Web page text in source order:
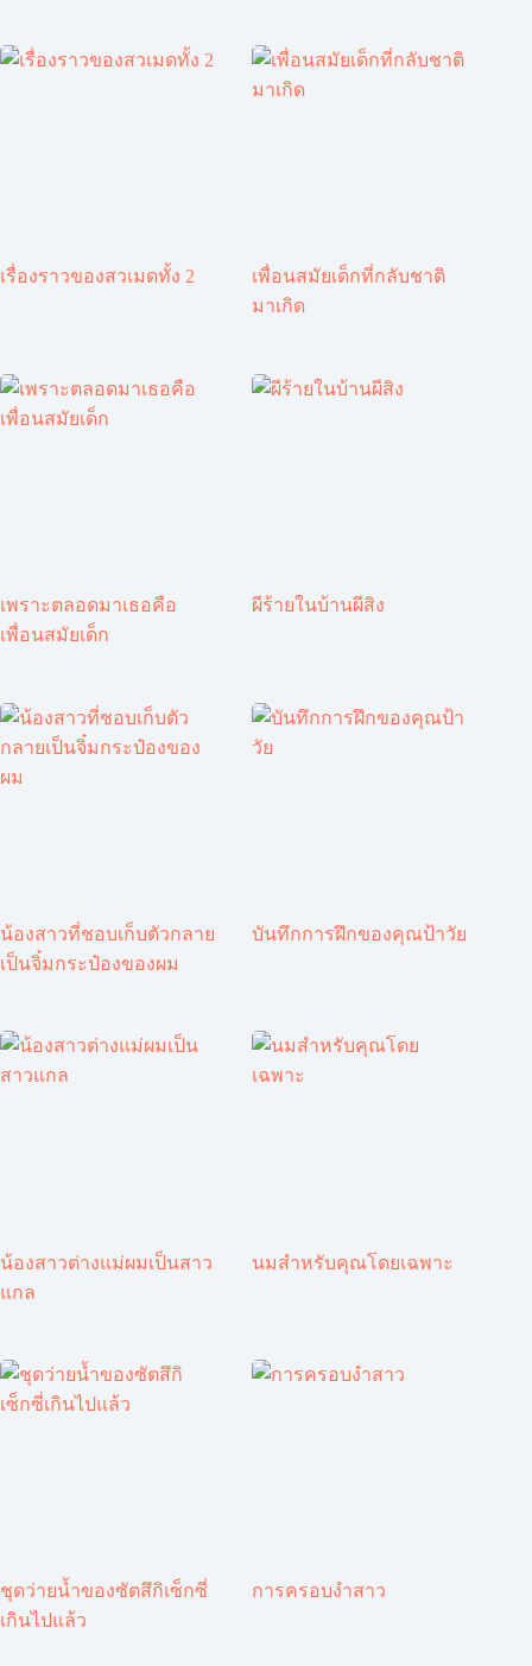
เรื่องราวของสวเมดทั้ง 2
เพื่อนสมัยเด็กที่กลับชาติ
มาเกิด
เพราะตลอดมาเธอคือ
เพื่อนสมัยเด็ก
ผีร้ายในบ้านผีสิง
น้องสาวที่ชอบเก็บตัวกลาย
เป็นจิ๋มกระป๋องของผม
บันทึกการฝึกของคุณป้าวัย
น้องสาวต่างแม่ผมเป็นสาว
แกล
นมสำหรับคุณโดยเฉพาะ
ชุดว่ายน้ำของซัตสึกิเซ็กซี่
เกินไปแล้ว
การครอบงำสาว